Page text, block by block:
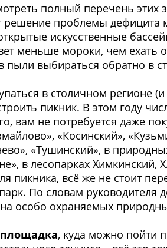
полный перечень этих
решение проблемы
искусственные
меньше мороки, чем ехать
выбираться обратно в
в столичном регионе
пикник. В этом году
вам не потребуется даже
«Косинский»,
«Тушинский», в
в лесопарках Химкинский,
пикника, всё же не стоит
По словам
на особо охраняемых
площадка, куда можно пойти